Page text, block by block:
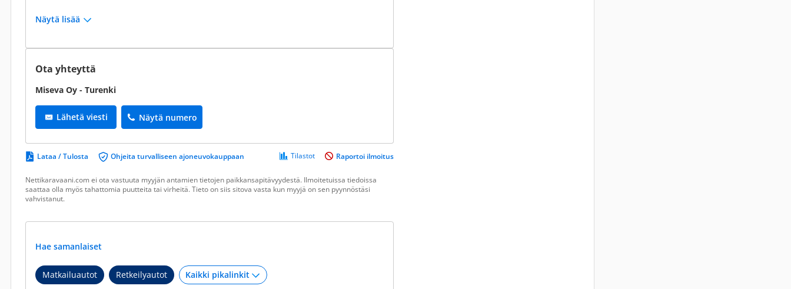
Näytä lisää
Ota yhteyttä
Miseva Oy - Turenki
Lähetä viesti Näytä numero
Lataa / Tulosta Ohjeita turvalliseen ajoneuvokauppaan Tilastot Raportoi ilmoitus
Nettikaravaani.com ei ota vastuuta myyjän antamien tietojen paikkansapitävyydestä. Ilmoitetuissa tiedoissa
saattaa olla myös tahattomia puutteita tai virheitä. Tieto on siis sitova vasta kun myyjä on sen pyynnöstäsi
vahvistanut.
Hae samanlaiset
Matkailuautot Retkeilyautot